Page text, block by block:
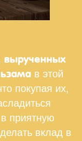
вырученных
в этой
покупая их,
приятную
вклад в